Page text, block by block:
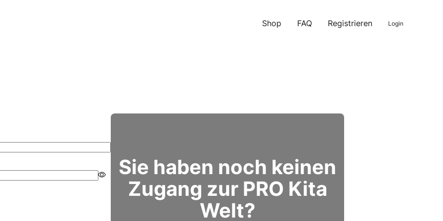
Shop FAQ Registrieren Login
Sie haben noch keinen
Zugang zur PRO Kita
Welt?